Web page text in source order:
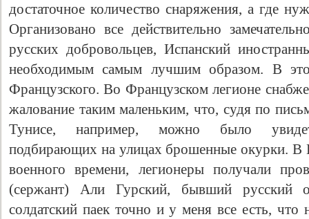
достаточное количество снаряжения, а где
Организовано все действительно
русских добровольцев, Испанский
необходимым самым лучшим образом. В
Французского. Во Французском легионе
жалование таким маленьким, что, судя по
Тунисе, например, можно было увидеть
подбирающих на улицах брошенные окурки. В
военного времени, легионеры получали
(сержант) Али Гурский, бывший русский
солдатский паек точно и у меня все есть, что